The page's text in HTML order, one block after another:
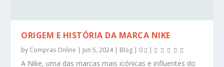
ORIGEM E HISTÓRIA DA MARCA NIKE
by Compras Online | Jun 5, 2024| Blog | 0 |
A Nike, uma das marcas mais icónicas e influentes do